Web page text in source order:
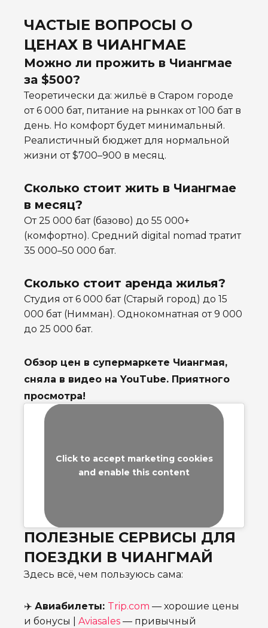
ЧАСТЫЕ ВОПРОСЫ О
ЦЕНАХ В ЧИАНГМАЕ
Можно ли прожить в Чиангмае
за $500?
Теоретически да: жильё в Старом городе
от 6 000 бат, питание на рынках от 100 бат в
день. Но комфорт будет минимальный.
Реалистичный бюджет для нормальной
жизни от $700–900 в месяц.
Сколько стоит жить в Чиангмае
в месяц?
От 25 000 бат (базово) до 55 000+
(комфортно). Средний digital nomad тратит
35 000–50 000 бат.
Сколько стоит аренда жилья?
Студия от 6 000 бат (Старый город) до 15
000 бат (Нимман). Однокомнатная от 9 000
до 25 000 бат.
Обзор цен в супермаркете Чиангмая,
сняла в видео на YouTube. Приятного
просмотра!
Click to accept marketing cookies
and enable this content
ПОЛЕЗНЫЕ СЕРВИСЫ ДЛЯ
ПОЕЗДКИ В ЧИАНГМАЙ
Здесь всё, чем пользуюсь сама:
✈️ Авиабилеты: Trip.com — хорошие цены
и бонусы | Aviasales — привычный